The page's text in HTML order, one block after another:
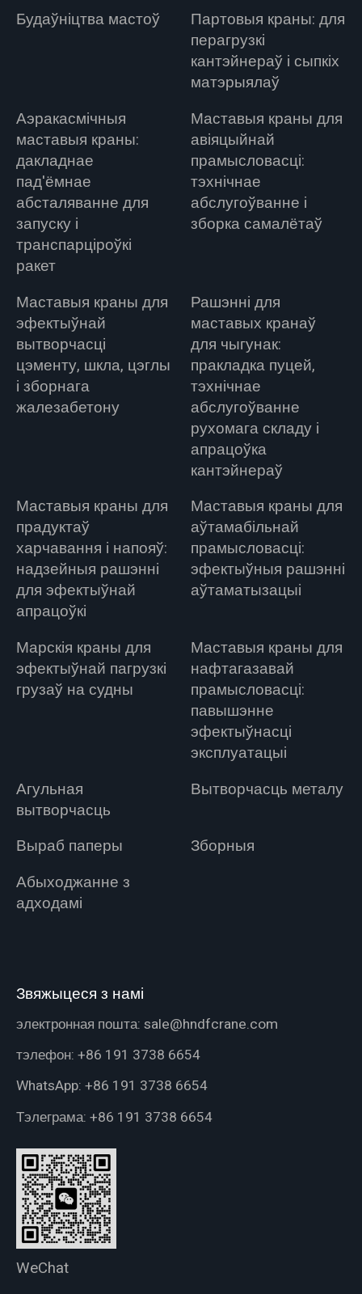
Будаўніцтва мастоў
Партовыя краны: для
перагрузкі
кантэйнераў і сыпкіх
матэрыялаў
Аэракасмічныя
маставыя краны:
дакладнае
пад'ёмнае
абсталяванне для
запуску і
транспарціроўкі
ракет
Маставыя краны для
авіяцыйнай
прамысловасці:
тэхнічнае
абслугоўванне і
зборка самалётаў
Маставыя краны для
эфектыўнай
вытворчасці
цэменту, шкла, цэглы
і зборнага
жалезабетону
Рашэнні для
маставых кранаў
для чыгунак:
пракладка пуцей,
тэхнічнае
абслугоўванне
рухомага складу і
апрацоўка
кантэйнераў
Маставыя краны для
прадуктаў
харчавання і напояў:
надзейныя рашэнні
для эфектыўнай
апрацоўкі
Маставыя краны для
аўтамабільнай
прамысловасці:
эфектыўныя рашэнні
аўтаматызацыі
Марскія краны для
эфектыўнай пагрузкі
грузаў на судны
Маставыя краны для
нафтагазавай
прамысловасці:
павышэнне
эфектыўнасці
эксплуатацыі
Агульная
вытворчасць
Вытворчасць металу
Выраб паперы
Зборныя
Абыходжанне з
адходамі
Звяжыцеся з намі
электронная пошта: sale@hndfcrane.com
тэлефон: +86 191 3738 6654
WhatsApp: +86 191 3738 6654
Тэлеграма: +86 191 3738 6654
WeChat